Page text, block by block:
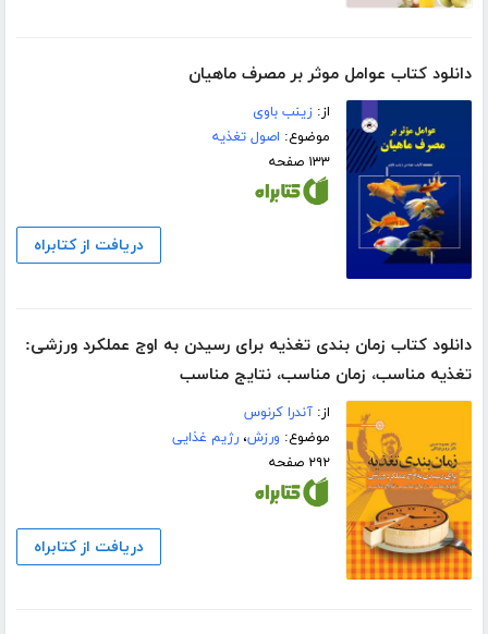
دانلود کتاب عوامل موثر بر مصرف ماهیان
از:زینب باوی
موضوع: اصول تغذیه
۱۳۳ صفحه
دریافت از کتابراه
دانلود کتاب زمان بندی تغذیه برای رسیدن به اوج عملکرد ورزشی:
تغذیه مناسب، زمان مناسب، نتایج مناسب
از:آندرا کرنوس
موضوع: ورزش،رژیم غذایی
۲۹۲ صفحه
دریافت از کتابراه